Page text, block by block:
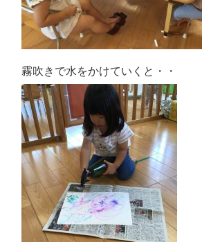
霧吹きで水をかけていくと・・